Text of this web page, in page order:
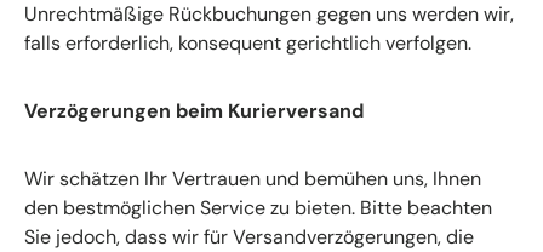
Unrechtmäßige Rückbuchungen gegen uns werden wir,
falls erforderlich, konsequent gerichtlich verfolgen.
Verzögerungen beim Kurierversand
Wir schätzen Ihr Vertrauen und bemühen uns, Ihnen
den bestmöglichen Service zu bieten. Bitte beachten
Sie jedoch, dass wir für Versandverzögerungen, die